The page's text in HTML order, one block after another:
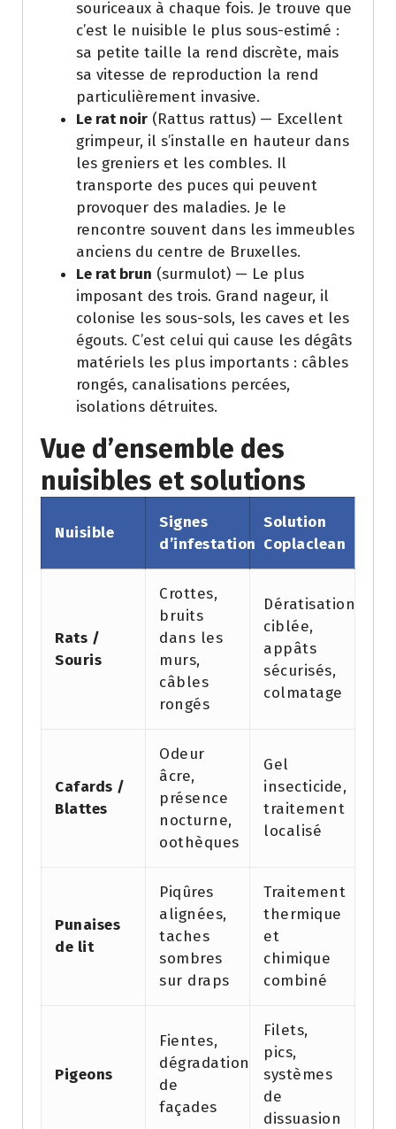
souriceaux à chaque fois. Je trouve que
c’est le nuisible le plus sous-estimé :
sa petite taille la rend discrète, mais
sa vitesse de reproduction la rend
particulièrement invasive.
Le rat noir (Rattus rattus) — Excellent
grimpeur, il s’installe en hauteur dans
les greniers et les combles. Il
transporte des puces qui peuvent
provoquer des maladies. Je le
rencontre souvent dans les immeubles
anciens du centre de Bruxelles.
Le rat brun (surmulot) — Le plus
imposant des trois. Grand nageur, il
colonise les sous-sols, les caves et les
égouts. C’est celui qui cause les dégâts
matériels les plus importants : câbles
rongés, canalisations percées,
isolations détruites.
Vue d’ensemble des
nuisibles et solutions
Nuisible
Signes
d’infestation
Solution
Coplaclean
Rats /
Souris
Crottes,
bruits
dans les
murs,
câbles
rongés
Dératisation
ciblée,
appâts
sécurisés,
colmatage
Cafards /
Blattes
Odeur
âcre,
présence
nocturne,
oothèques
Gel
insecticide,
traitement
localisé
Punaises
de lit
Piqûres
alignées,
taches
sombres
sur draps
Traitement
thermique
et
chimique
combiné
Pigeons
Fientes,
dégradation
de
façades
Filets,
pics,
systèmes
de
dissuasion